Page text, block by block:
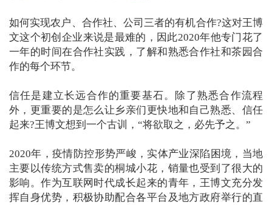
如何实现农户、合作社、公司三者的有机合作?这对王博
文这个初创企业来说是最难的，因此2020年他专门花了
一年的时间在合作社实践，了解和熟悉合作社和茶园合
作的每个环节。
信任是建立长远合作的重要基石。除了熟悉合作流程
外，更重要的是怎么让乡亲们更快地和自己熟悉、信任
起来?王博文想到一个古训，“将欲取之，必先予之。”
2020年，疫情防控形势严峻，实体产业深陷困境，当地
主要以传统方式售卖的桐城小花，销量也受到了很大的
影响。作为互联网时代成长起来的青年，王博文充分发
挥自身优势，积极协助配合各平台及地方政府举行的直